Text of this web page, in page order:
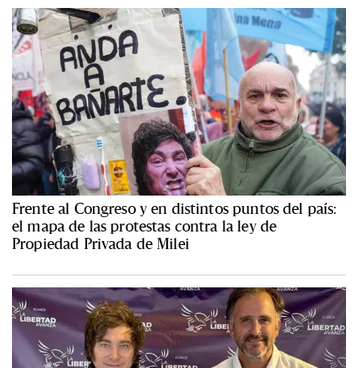
Frente al Congreso y en distintos puntos del país:
el mapa de las protestas contra la ley de
Propiedad Privada de Milei